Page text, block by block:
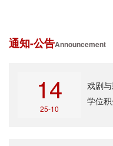
通知-公告Announcement
14
25-10
戏剧
学位